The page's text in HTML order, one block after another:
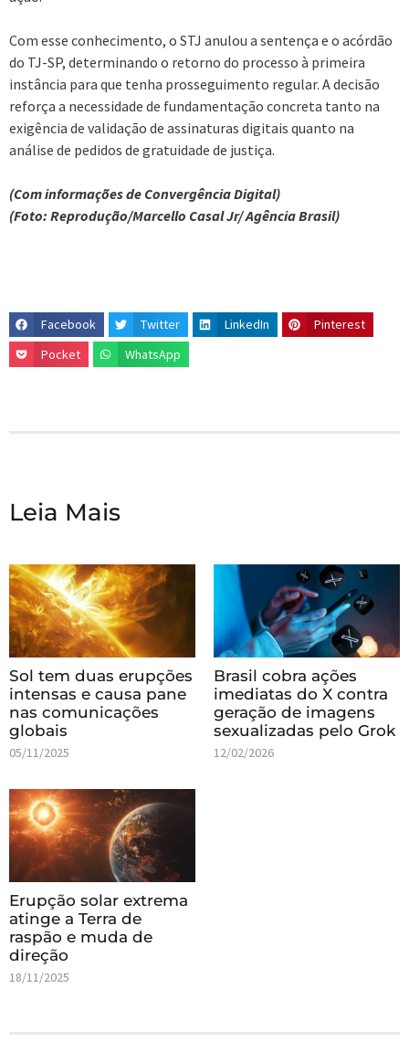
Com esse conhecimento, o STJ anulou a sentença e o acórdão
do TJ-SP, determinando o retorno do processo à primeira
instância para que tenha prosseguimento regular. A decisão
reforça a necessidade de fundamentação concreta tanto na
exigência de validação de assinaturas digitais quanto na
análise de pedidos de gratuidade de justiça.
(Com informações de Convergência Digital)
(Foto: Reprodução/Marcello Casal Jr/ Agência Brasil)
Facebook Twitter LinkedIn
Pinterest
Pocket
WhatsApp
Leia Mais
Sol tem duas erupções
intensas e causa pane
nas comunicações
globais
05/11/2025
Brasil cobra ações
imediatas do X contra
geração de imagens
sexualizadas pelo Grok
12/02/2026
Erupção solar extrema
atinge a Terra de
raspão e muda de
direção
18/11/2025